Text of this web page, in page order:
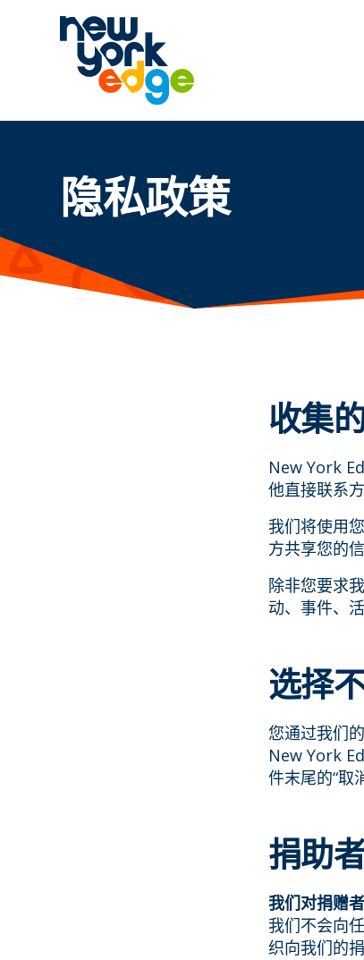
跳至主要内容
隐私政策
收集
New York
他直接联系
我们将使用
方共享您的
除非您要求
动、事件、
选择
您通过我们
New York
件末尾的“取
捐助
我们对捐赠
我们不会向
织向我们的